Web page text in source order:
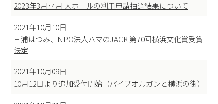
2023年3月･4月 大ホールの利用申請抽選結果について
2021年10月10日
三浦はつみ、NPO法人ハマのJACK 第70回横浜文化賞受賞
決定
2021年10月09日
10月12日より追加受付開始（パイプオルガンと横浜の街）